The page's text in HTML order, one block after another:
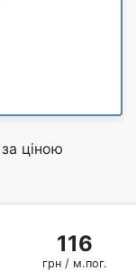
за ціною
116
грн / м.пог.